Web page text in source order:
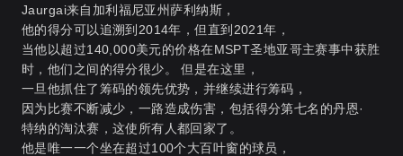
Jaurgai来自加利福尼亚州萨利纳斯，
他的得分可以追溯到2014年，但直到2021年，
当他以超过140,000美元的价格在MSPT圣地亚哥主赛事中获胜
时，他们之间的得分很少。 但是在这里，
一旦他抓住了筹码的领先优势，并继续进行筹码，
因为比赛不断减少，一路造成伤害，包括得分第七名的丹恩·
特纳的淘汰赛，这使所有人都回家了。
他是唯一一个坐在超过100个大百叶窗的球员，